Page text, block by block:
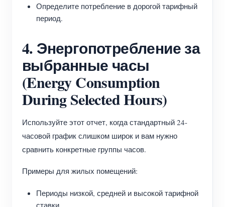
Определите потребление в дорогой тарифный
период.
4. Энергопотребление за
выбранные часы
(Energy Consumption
During Selected Hours)
Используйте этот отчет, когда стандартный 24-
часовой график слишком широк и вам нужно
сравнить конкретные группы часов.
Примеры для жилых помещений:
Периоды низкой, средней и высокой тарифной
ставки